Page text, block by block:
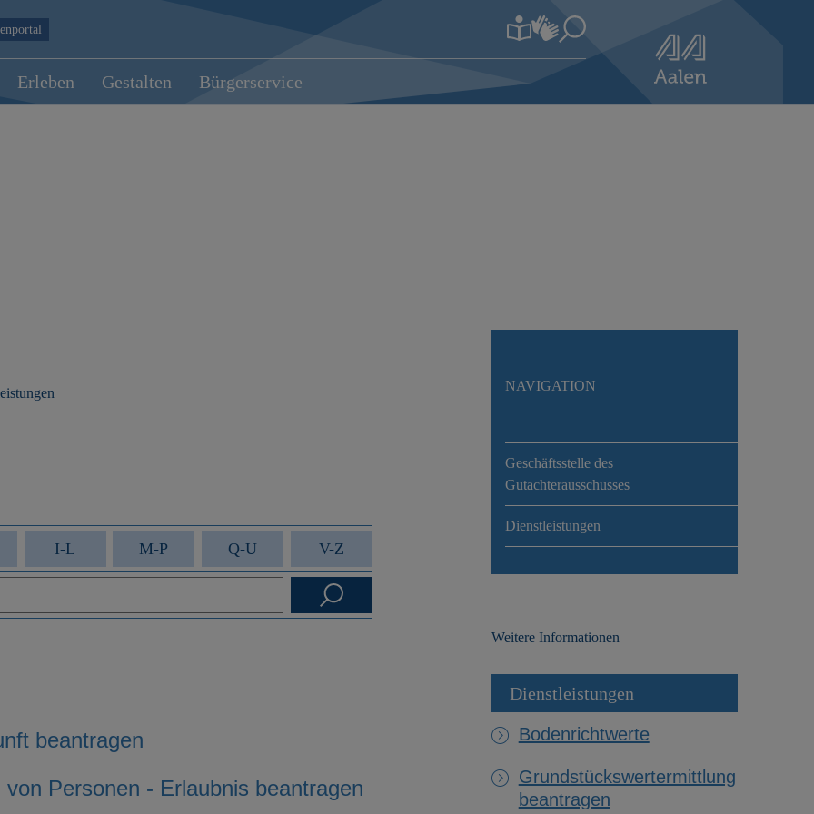
Erleben Gestalten Bürgerservice
I-L M-P Q-U V-Z
beantragen
Personen - Erlaubnis beantragen
NAVIGATION
Geschäftsstelle des
Gutachterausschusses
Dienstleistungen
Weitere Informationen
Dienstleistungen
Bodenrichtwerte
Grundstückswertermittlung
beantragen